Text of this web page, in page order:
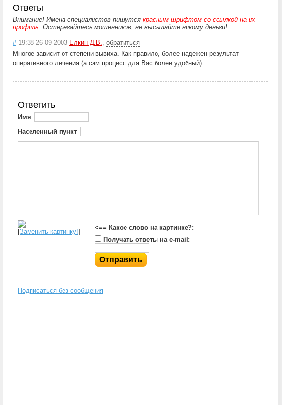
Ответы
Внимание! Имена специалистов пишутся красным шрифтом со ссылкой на их
профиль. Остерегайтесь мошенников, не высылайте никому деньги!
#19:38 26-09-2003 Елкин Д.В., обратиться
Многое зависит от степени вывиха. Как правило, более надежен результат
оперативного лечения (а сам процесс для Вас более удобный).
Ответить
Имя
Населенный пункт
[Заменить картинку!]
<== Какое слово на картинке?:
Получать ответы на e-mail:
Подписаться без сообщения